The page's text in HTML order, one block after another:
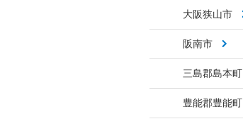
大阪狭山市
阪南市
三島郡島本町
豊能郡豊能町